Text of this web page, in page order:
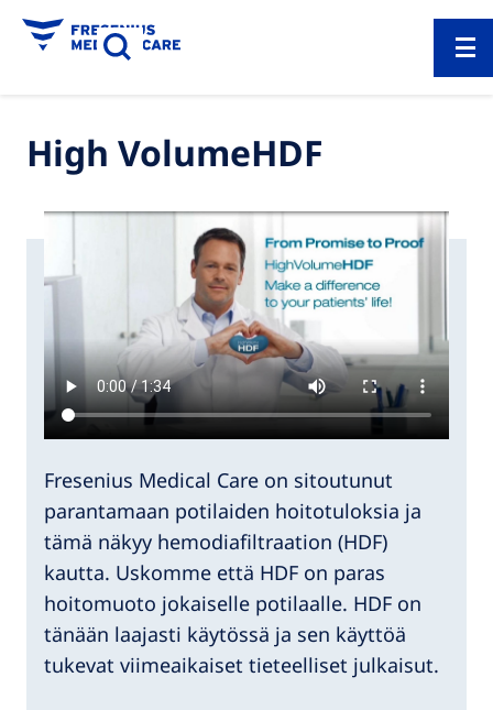
High VolumeHDF
Fresenius Medical Care on sitoutunut
parantamaan potilaiden hoitotuloksia ja
tämä näkyy hemodiafiltraation (HDF)
kautta. Uskomme että HDF on paras
hoitomuoto jokaiselle potilaalle. HDF on
tänään laajasti käytössä ja sen käyttöä
tukevat viimeaikaiset tieteelliset julkaisut.